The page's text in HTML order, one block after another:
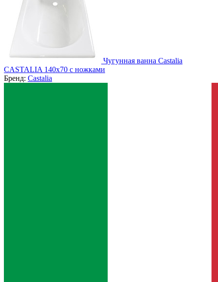
Чугунная ванна Castalia
CASTALIA 140x70 с ножками
Бренд: Castalia